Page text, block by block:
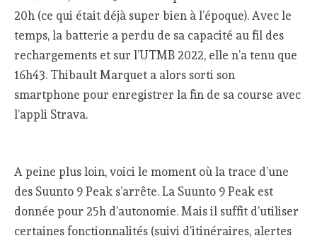
20h (ce qui était déjà super bien à l’époque). Avec le
temps, la batterie a perdu de sa capacité au fil des
rechargements et sur l’UTMB 2022, elle n’a tenu que
16h43. Thibault Marquet a alors sorti son
smartphone pour enregistrer la fin de sa course avec
l’appli Strava.
A peine plus loin, voici le moment où la trace d’une
des Suunto 9 Peak s’arrête. La Suunto 9 Peak est
donnée pour 25h d’autonomie. Mais il suffit d’utiliser
certaines fonctionnalités (suivi d’itinéraires, alertes